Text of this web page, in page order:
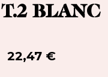
T.2 BLANC
22,47 €